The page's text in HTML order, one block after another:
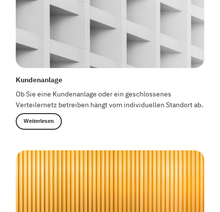
Kundenanlage
Ob Sie eine Kundenanlage oder ein geschlossenes
Verteilernetz betreiben hängt vom individuellen Standort ab.
Weiterlesen